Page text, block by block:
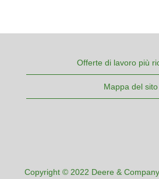
Offerte di lavoro più
Mappa del sito
Copyright © 2022 Deere &